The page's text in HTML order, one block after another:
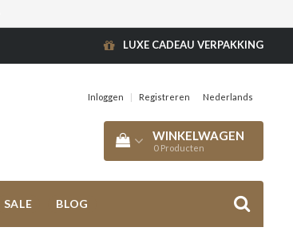
LUXE CADEAU VERPAKKING
Inloggen | Registreren Nederlands
WINKELWAGEN
0 Producten
SALE BLOG